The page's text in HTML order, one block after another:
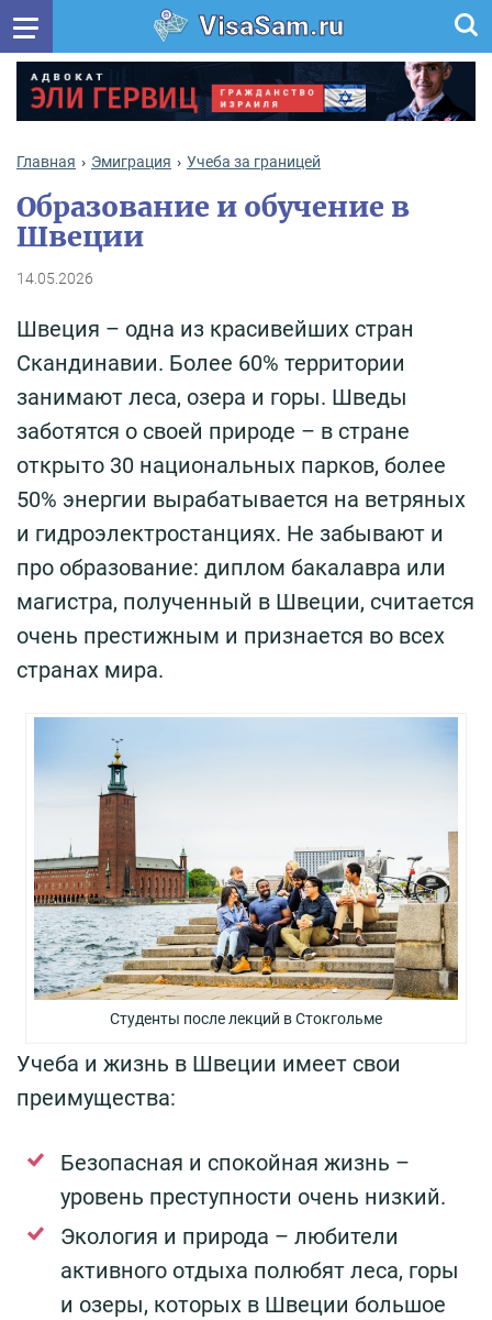
VisaSam.ru
Главная Эмиграция Учеба за границей
Образование и обучение в
Швеции
14.05.2026
Швеция – одна из красивейших стран
Скандинавии. Более 60% территории
занимают леса, озера и горы. Шведы
заботятся о своей природе – в стране
открыто 30 национальных парков, более
50% энергии вырабатывается на ветряных
и гидроэлектростанциях. Не забывают и
про образование: диплом бакалавра или
магистра, полученный в Швеции, считается
очень престижным и признается во всех
странах мира.
Студенты после лекций в Стокгольме
Учеба и жизнь в Швеции имеет свои
преимущества:
Безопасная и спокойная жизнь –
уровень преступности очень низкий.
Экология и природа – любители
активного отдыха полюбят леса, горы
и озеры, которых в Швеции большое